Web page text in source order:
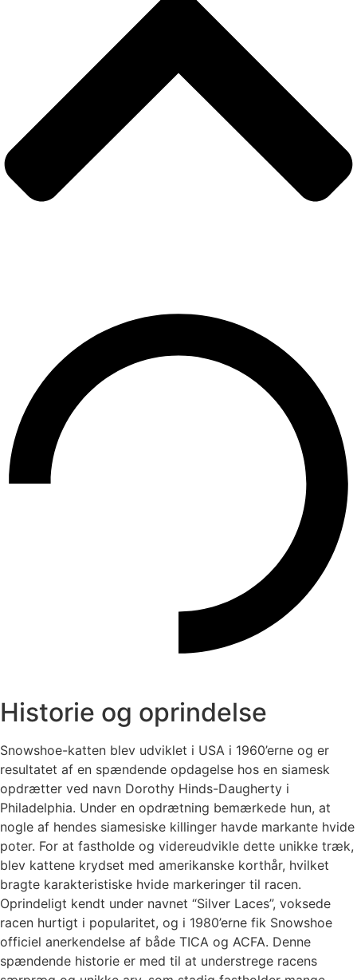
Historie og oprindelse
Snowshoe-katten blev udviklet i USA i 1960’erne og er
resultatet af en spændende opdagelse hos en siamesk
opdrætter ved navn Dorothy Hinds-Daugherty i
Philadelphia. Under en opdrætning bemærkede hun, at
nogle af hendes siamesiske killinger havde markante hvide
poter. For at fastholde og videreudvikle dette unikke træk,
blev kattene krydset med amerikanske korthår, hvilket
bragte karakteristiske hvide markeringer til racen.
Oprindeligt kendt under navnet “Silver Laces”, voksede
racen hurtigt i popularitet, og i 1980’erne fik Snowshoe
officiel anerkendelse af både TICA og ACFA. Denne
spændende historie er med til at understrege racens